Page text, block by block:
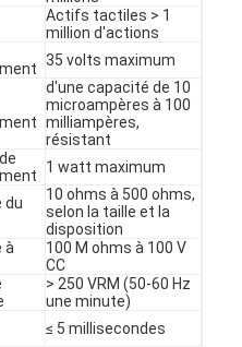
membrane en caoutchouc de
et de papier traçable
Actifs tactiles > 1
million d'actions
35 volts maximum
d'une capacité de 10
microampères à 100
milliampères,
résistant
1 watt maximum
du
10 ohms à 500 ohms,
selon la taille et la
disposition
à
100 M ohms à 100 V
CC
> 250 VRM (50-60 Hz
une minute)
≤ 5 millisecondes